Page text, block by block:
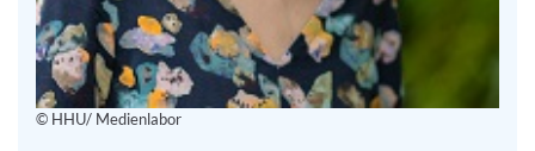
© HHU/ Medienlabor